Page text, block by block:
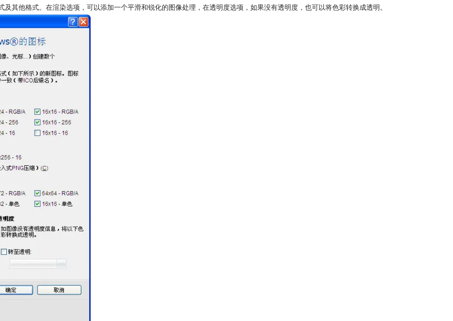
及其他格式。在渲染选项，可以添加一个平滑和锐化的图像处理，在透明度选项，如果没有透明度，也可以将色彩转换成透明。